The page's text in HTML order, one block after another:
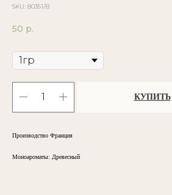
SKU: 80351/B
50 р.
КУПИТЬ
Производство Франция
Моноароматы: Древесный